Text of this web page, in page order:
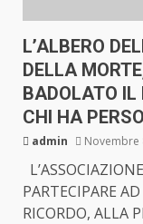
L’ALBERO
DELLA
BADOLATO IL
CHI HA
admin Novembre
PARTECIPARE
RICORDO, ALLA